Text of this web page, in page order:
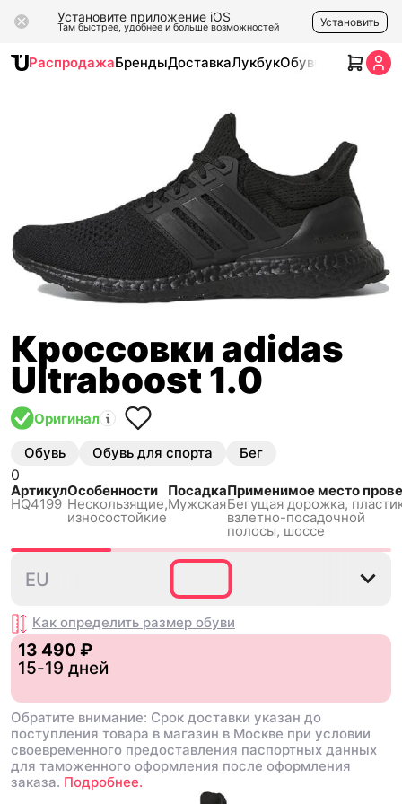
Установите приложение iOS
Там быстрее, удобнее и больше возможностей Установить
РаспродажаБрендыДоставкаЛукбукОбувь Одежда
Кроссовки adidas
Ultraboost 1.0
Оригинал
Обувь Обувь для спорта Бег
0
Артикул
HQ4199
Особенности
Нескользящиe,
износостойкие
Посадка
Мужская
Применимое место
Бегущая дорожка,
взлетно-посадочной
полосы, шоссе
42
EU
Как определить размер обуви
13 490 ₽
15-19 дней
Обратите внимание: Срок доставки указан до
поступления товара в магазин в Москве при условии
своевременного предоставления паспортных данных
для таможенного оформления после оформления
заказа. Подробнее.